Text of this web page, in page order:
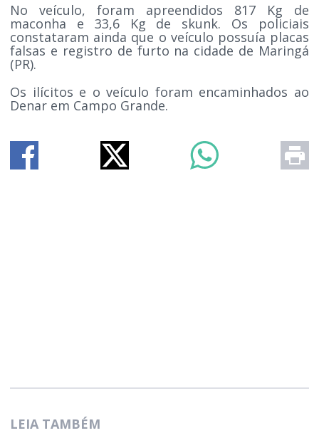
No veículo, foram apreendidos 817 Kg de
maconha e 33,6 Kg de skunk. Os policiais
constataram ainda que o veículo possuía placas
falsas e registro de furto na cidade de Maringá
(PR).
Os ilícitos e o veículo foram encaminhados ao
Denar em Campo Grande.
LEIA TAMBÉM